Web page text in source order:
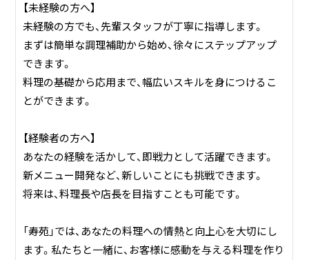
【未経験の方へ】
未経験の方でも、先輩スタッフが丁寧に指導します。
まずは簡単な調理補助から始め、徐々にステップアップ
できます。
料理の基礎から応用まで、幅広いスキルを身につけるこ
とができます。
【経験者の方へ】
あなたの経験を活かして、即戦力として活躍できます。
新メニュー開発など、新しいことにも挑戦できます。
将来は、料理長や店長を目指すことも可能です。
「寿苑」では、あなたの料理への情熱と向上心を大切にし
ます。私たちと一緒に、お客様に感動を与える料理を作り